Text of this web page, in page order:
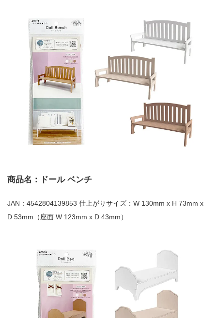
商品名：ドール ベンチ
JAN：4542804139853 仕上がりサイズ：W 130mm x H 73mm x
D 53mm（座面 W 123mm x D 43mm）